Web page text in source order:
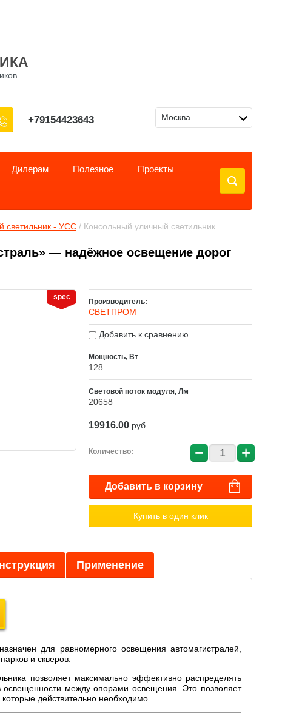
Москва
+79154423643
Дилерам Полезное Проекты
светильник - УСС / Консольный уличный светильник
— надёжное освещение дорог
spec
Производитель:
СВЕТПРОМ
Добавить к сравнению
Мощность, Вт
128
Световой поток модуля, Лм
20658
19916.00 руб.
Количество: − +
Добавить в корзину
Купить в один клик
Применение
для равномерного освещения автомагистралей,
и скверов.
позволяет максимально эффективно распределять
между опорами освещения. Это позволяет
которые действительно необходимо.